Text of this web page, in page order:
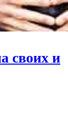
своих и